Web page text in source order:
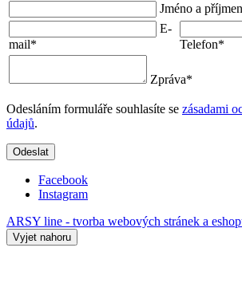
Jméno a
E-
mail* Telefon*
Zpráva*
Odesláním formuláře souhlasíte se zásadami
údajů.
Odeslat
Facebook
Instagram
ARSY line - tvorba webových stránek a
Vyjet nahoru